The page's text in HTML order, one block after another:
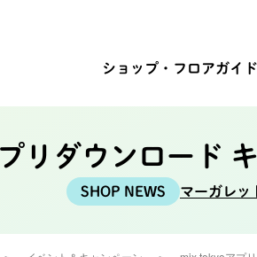
ショップ・ フロアガイド
リダウンロード
マーガレッ